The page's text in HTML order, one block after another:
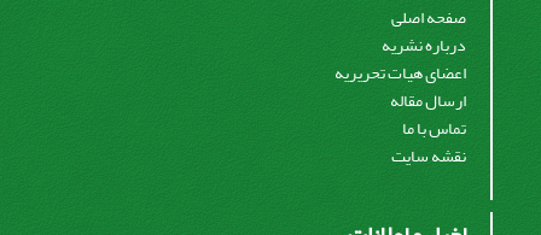
صفحه اصلی
درباره نشریه
اعضای هیات تحریریه
ارسال مقاله
تماس با ما
نقشه سایت